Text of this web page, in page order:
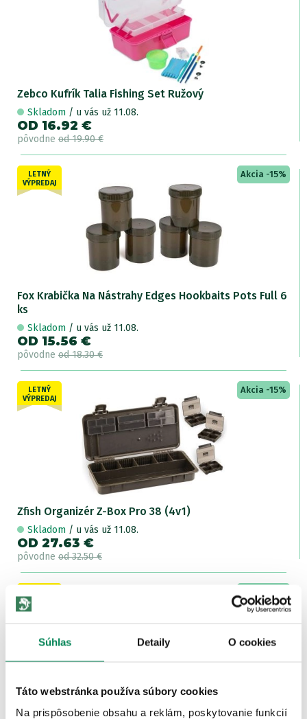
Súhlas Detaily O cookies
Táto webstránka používa súbory cookies
Na prispôsobenie obsahu a reklám, poskytovanie funkcií
Zebco Kufrík Talia Fishing Set Ružový
Skladom / u vás už 11.08.
OD 16.92 €
pôvodne od 19.90 €
LETNÝ
VÝPREDAJ
Akcia -15%
Fox Krabička Na Nástrahy Edges Hookbaits Pots Full 6
ks
Skladom / u vás už 11.08.
OD 15.56 €
pôvodne od 18.30 €
LETNÝ
VÝPREDAJ
Akcia -15%
Zfish Organizér Z-Box Pro 38 (4v1)
Skladom / u vás už 11.08.
OD 27.63 €
pôvodne od 32.50 €
VÝPREDAJ
Zfish Organizér Z-Box Pro 45 (4v1)